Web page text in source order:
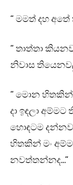
“ මමත් දහ
“ තාත්තා
නිවාස
“ මොන හිතකින්
දා ඉඳලා
හොඳටම
හිතකින් මං
නවත්තන්නද…”